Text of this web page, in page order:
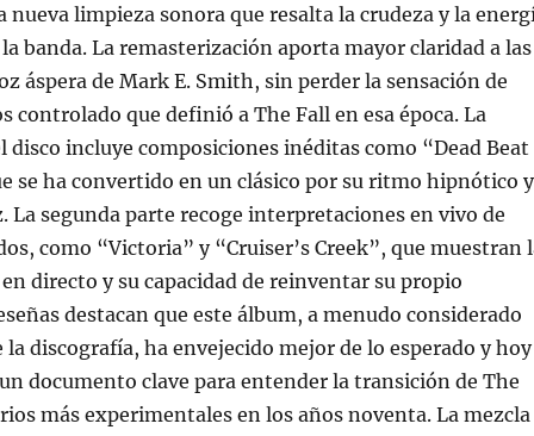
nueva limpieza sonora que resalta la crudeza y la
banda. La remasterización aporta mayor claridad a las
áspera de Mark E. Smith, sin perder la sensación de
controlado que definió a The Fall en esa época. La
disco incluye composiciones inéditas como “Dead Beat
se ha convertido en un clásico por su ritmo hipnótico y
La segunda parte recoge interpretaciones en vivo de
como “Victoria” y “Cruiser’s Creek”, que muestran
directo y su capacidad de reinventar su propio
destacan que este álbum, a menudo considerado
discografía, ha envejecido mejor de lo esperado y hoy
documento clave para entender la transición de The
más experimentales en los años noventa. La mezcla